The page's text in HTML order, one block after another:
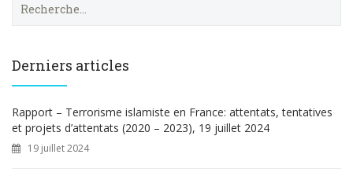
e
h
e
r
Derniers articles
Rapport – Terrorisme islamiste en France: attentats, tentatives
et projets d’attentats (2020 – 2023), 19 juillet 2024
19 juillet 2024